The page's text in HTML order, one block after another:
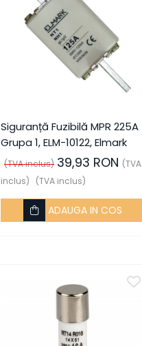
Siguranță Fuzibilă MPR 225A
Grupa 1, ELM-10122, Elmark
(TVA inclus) 39,93 RON (TVA
inclus)
(TVA inclus)
ADAUGA IN COS